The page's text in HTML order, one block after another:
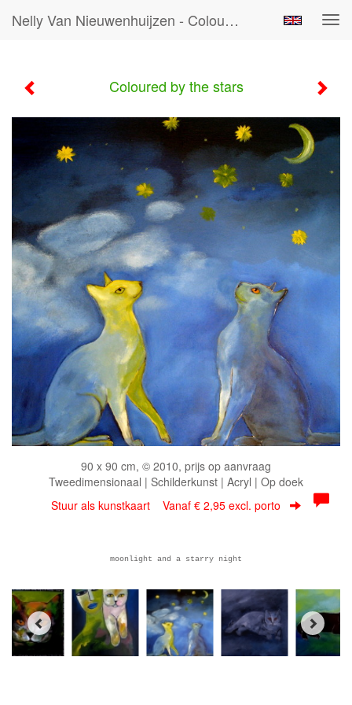
Nelly Van Nieuwenhuijzen - Coloured By The Stars
Coloured by the stars
90 x 90 cm, © 2010, prijs op aanvraag
Tweedimensionaal | Schilderkunst | Acryl | Op doek
Stuur als kunstkaart Vanaf € 2,95 excl. porto
moonlight and a starry night